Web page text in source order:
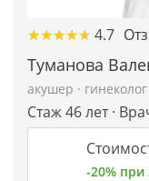
★★★★★
★★★★★ 4.7
Туманова
акушер · гинеколог
Стаж 46 лет ·
-20%